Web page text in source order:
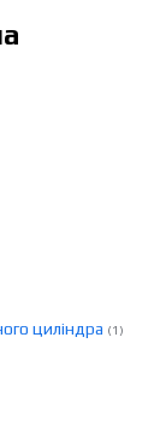
циліндра (1)